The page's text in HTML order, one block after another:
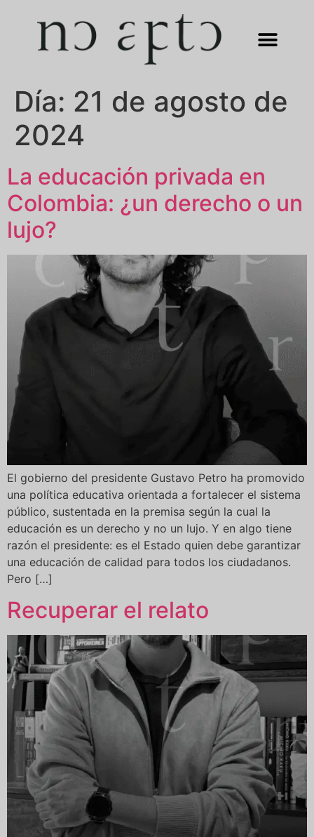
Día: 21 de agosto de
2024
La educación privada en
Colombia: ¿un derecho o un
lujo?
El gobierno del presidente Gustavo Petro ha promovido
una política educativa orientada a fortalecer el sistema
público, sustentada en la premisa según la cual la
educación es un derecho y no un lujo. Y en algo tiene
razón el presidente: es el Estado quien debe garantizar
una educación de calidad para todos los ciudadanos.
Pero […]
Recuperar el relato